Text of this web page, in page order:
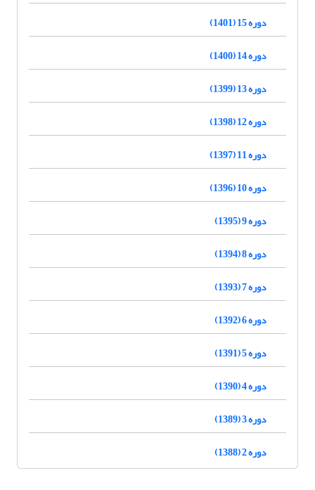
دوره 15 (1401)
دوره 14 (1400)
دوره 13 (1399)
دوره 12 (1398)
دوره 11 (1397)
دوره 10 (1396)
دوره 9 (1395)
دوره 8 (1394)
دوره 7 (1393)
دوره 6 (1392)
دوره 5 (1391)
دوره 4 (1390)
دوره 3 (1389)
دوره 2 (1388)